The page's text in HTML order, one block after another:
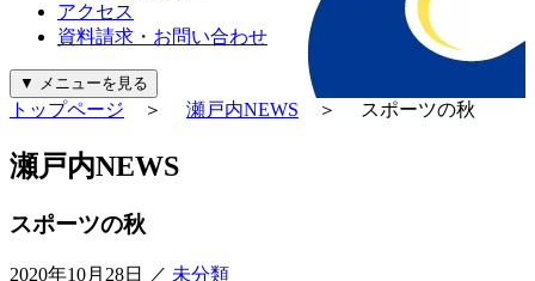
進路探究コース
（新設）
ビューティースタイリストコース
パンフレット
奨学金について
給付金について
診断・勉強・情報・知る
行事カレンダー
公式Instagram
警報発令時の対応について
アクセス
資料請求・お問い合わせ
▼ メニューを見る
トップページ ＞ 瀬戸内NEWS ＞ スポーツの秋
瀬戸内NEWS
スポーツの秋
2020年10月28日 ／ 未分類